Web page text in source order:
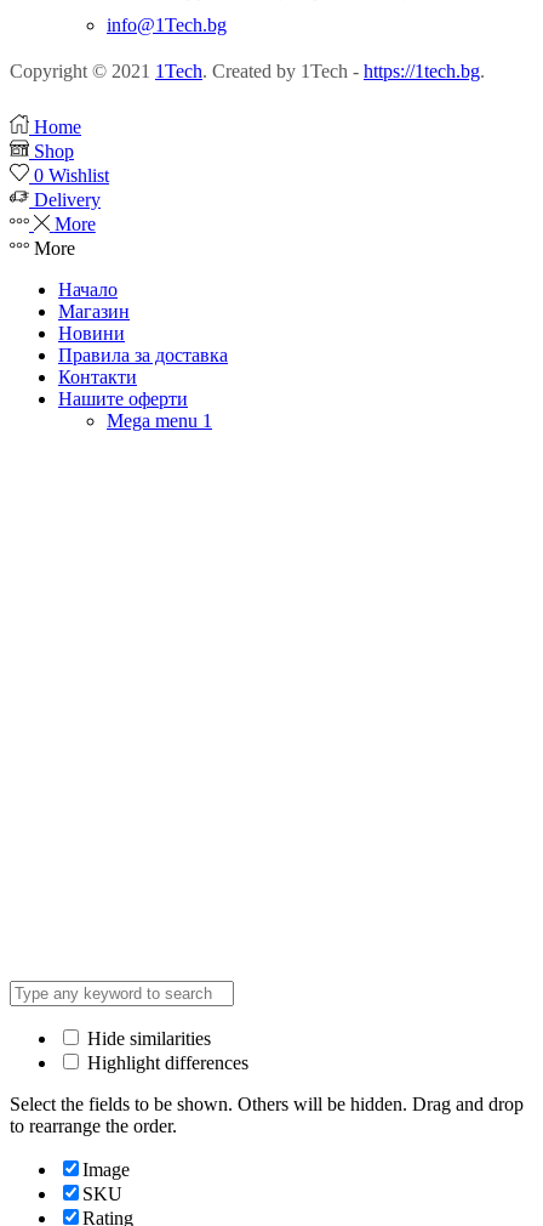
info@1Tech.bg
Copyright © 2021 1Tech. Created by 1Tech - https://1tech.bg.
Home
Shop
0 Wishlist
Delivery
More
More
Начало
Магазин
Новини
Правила за доставка
Контакти
Нашите оферти
Mega menu 1
Hide similarities
Highlight differences
Select the fields to be shown. Others will be hidden. Drag and drop
to rearrange the order.
Image
SKU
Rating